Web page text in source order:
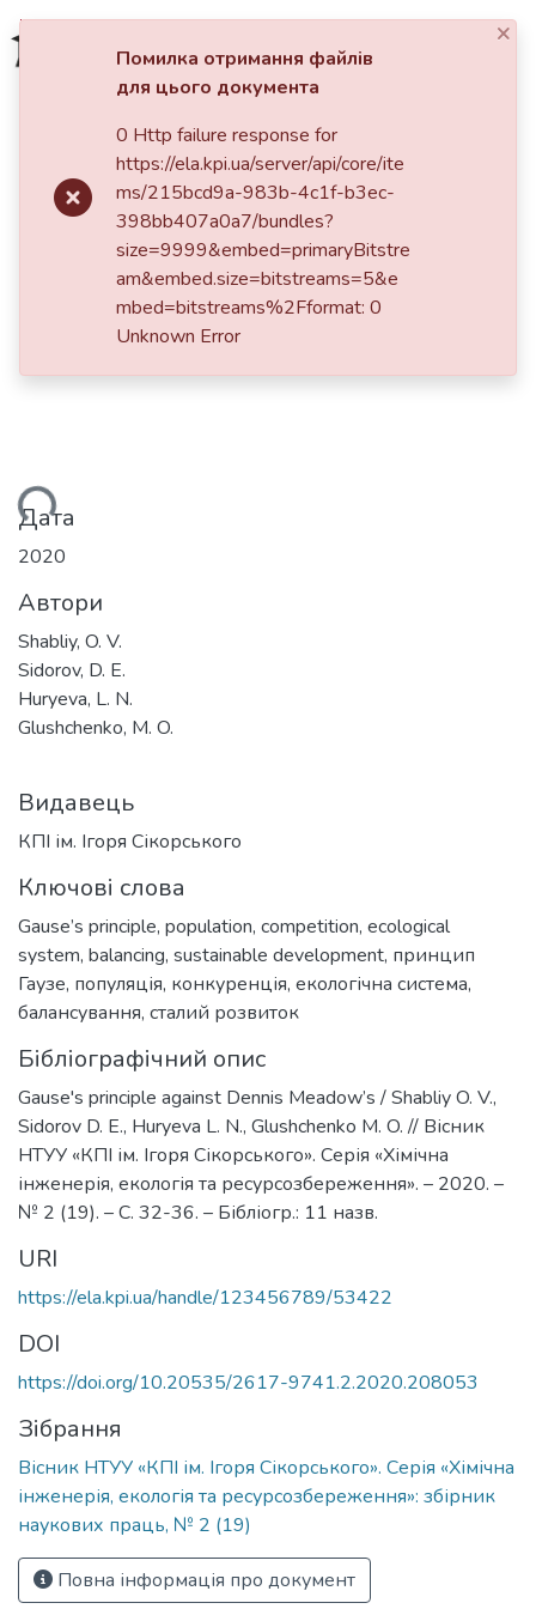
Фонди та зібрання
Пошук за критеріями
Gause's principle against Dennis
Meadow’s
Дата
2020
Автори
Shabliy, O. V.
Sidorov, D. E.
Huryeva, L. N.
Glushchenko, M. O.
Видавець
КПІ ім. Ігоря Сікорського
Ключові слова
Gause’s principle, population, competition, ecological
system, balancing, sustainable development, принцип
Гаузе, популяція, конкуренція, екологічна система,
балансування, сталий розвиток
Бібліографічний опис
Gause's principle against Dennis Meadow’s / Shabliy O. V.,
Sidorov D. E., Huryeva L. N., Glushchenko M. O. // Вісник
НТУУ «КПІ ім. Ігоря Сікорського». Серія «Хімічна
інженерія, екологія та ресурсозбереження». – 2020. –
№ 2 (19). – С. 32-36. – Бібліогр.: 11 назв.
URI
https://ela.kpi.ua/handle/123456789/53422
DOI
https://doi.org/10.20535/2617-9741.2.2020.208053
Зібрання
Вісник НТУУ «КПІ ім. Ігоря Сікорського». Серія «Хімічна
інженерія, екологія та ресурсозбереження»: збірник
наукових праць, № 2 (19)
Повна інформація про документ
×
Помилка отримання файлів
для цього документа
0 Http failure response for
https://ela.kpi.ua/server/api/core/ite
ms/215bcd9a-983b-4c1f-b3ec-
398bb407a0a7/bundles?
size=9999&embed=primaryBitstre
am&embed.size=bitstreams=5&e
mbed=bitstreams%2Fformat: 0
Unknown Error